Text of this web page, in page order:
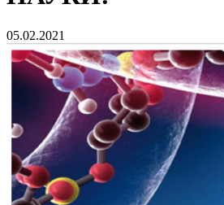
05.02.2021